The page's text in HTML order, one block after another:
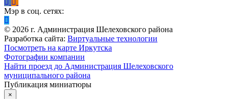
Мэр в соц. сетях:
© 2026 г. Администрация Шелеховского района
Разработка сайта: Виртуальные технологии
Посмотреть на карте Иркутска
Фотографии компании
Найти проезд до Администрация Шелеховского
муниципального района
Публикация миниатюры
×